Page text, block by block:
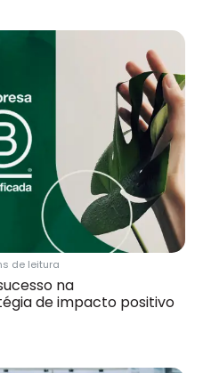
de leitura
na
de impacto positivo